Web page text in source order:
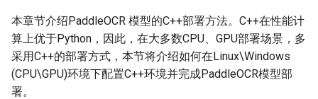
Pу́сский язы́к
हिन्दी
한국인
搜
索
引
1.2 编译opencv库
1.3 下载或者编译Paddle预
测库
快速安装
效果展示
运行环境
文本识别
文本方向分类器
知识蒸馏
paddleocr package使用说
多语言模型
模型库
模型训练
表格识别
版面恢复
推理部署
服务化部署
SAST
PSENet
文本识别算法 STAR-Net
RARE
文本超分辨率算法
公式识别算法
UniMERNet
PP-FormulaNet
SDMGR
制造
包装生产日期
PCB文字识别
金融
印章检测与识别
通用卡证识别
交通
其它数据合成工具
垂类多语言OCR数据集
版面分析数据集
表格识别数据集
本章节介绍PaddleOCR 模型的C++部署方法。C++在性能计
算上优于Python，因此，在大多数CPU、GPU部署场景，多
采用C++的部署方式，本节将介绍如何在Linux\Windows
(CPU\GPU)环境下配置C++环境并完成PaddleOCR模型部
署。